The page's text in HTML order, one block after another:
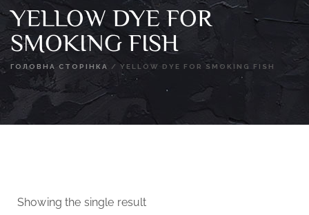
YELLOW DYE FOR
SMOKING FISH
ГОЛОВНА СТОРІНКА / YELLOW DYE FOR SMOKING FISH
Showing the single result